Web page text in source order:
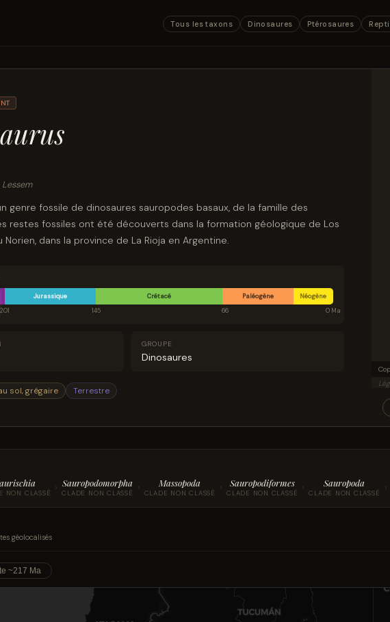
Tous les taxons Dinosaures Ptérosaures
genre fossile de dinosaures sauropodes basaux, de la famille des
restes fossiles ont été découverts dans la formation géologique de Los
dans la province de La Rioja en Argentine.
Jurassique Crétacé Paléogène
Néogène
201 145 66 0 Ma
GROUPE
Dinosaures
sol, grégaire Terrestre
NON CLASSÉ › Sauropodomorpha
CLADE NON CLASSÉ › Massopoda
CLADE NON CLASSÉ › Sauropodiformes
CLADE NON CLASSÉ › Sauropoda
CLADE NON CLASSÉ ›
géolocalisés
~217 Ma